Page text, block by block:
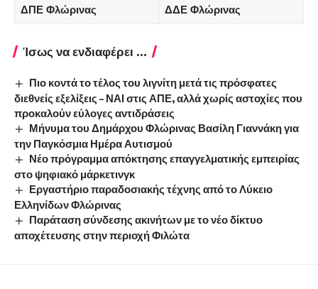
ΔΠΕ Φλώρινας
ΔΔΕ Φλώρινας
Ίσως να ενδιαφέρει ...
Πιο κοντά το τέλος του λιγνίτη μετά τις πρόσφατες
διεθνείς εξελίξεις – ΝΑΙ στις ΑΠΕ, αλλά χωρίς αστοχίες που
προκαλούν εύλογες αντιδράσεις
Μήνυμα του Δημάρχου Φλώρινας Βασίλη Γιαννάκη για
την Παγκόσμια Ημέρα Αυτισμού
Νέο πρόγραμμα απόκτησης επαγγελματικής εμπειρίας
στο ψηφιακό μάρκετινγκ
Εργαστήριο παραδοσιακής τέχνης από το Λύκειο
Ελληνίδων Φλώρινας
Παράταση σύνδεσης ακινήτων με το νέο δίκτυο
αποχέτευσης στην περιοχή Φιλώτα